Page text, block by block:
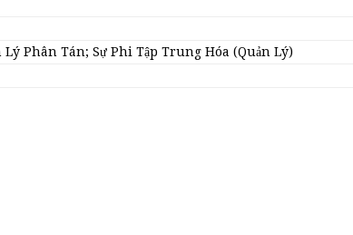
Lý Phân Tán; Sự Phi Tập Trung Hóa (Quản Lý)